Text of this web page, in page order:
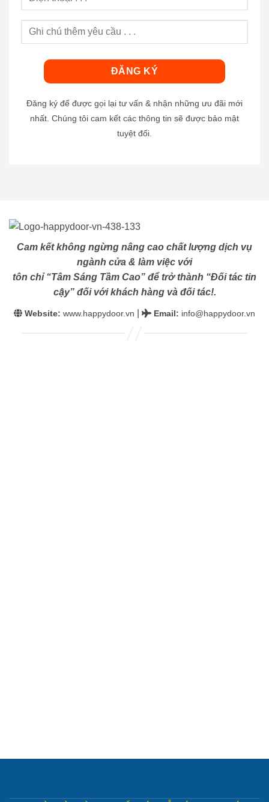
Đăng ký để được gọi lại tư vấn & nhận những ưu đãi mới
nhất. Chúng tôi cam kết các thông tin sẽ được bảo mật
tuyệt đối.
Cam kết không ngừng nâng cao chất lượng dịch vụ
ngành cửa & làm việc với
tôn chỉ “Tâm Sáng Tầm Cao” để trở thành “Đối tác tin
cậy” đối với khách hàng và đối tác!.
Website: www.happydoor.vn Email: info@happydoor.vn